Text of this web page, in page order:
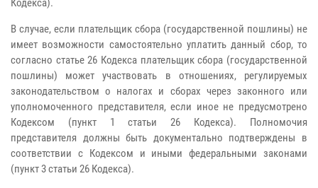
Кодекса).
В случае, если плательщик сбора (государственной пошлины) не
имеет возможности самостоятельно уплатить данный сбор, то
согласно статье 26 Кодекса плательщик сбора (государственной
пошлины) может участвовать в отношениях, регулируемых
законодательством о налогах и сборах через законного или
уполномоченного представителя, если иное не предусмотрено
Кодексом (пункт 1 статьи 26 Кодекса). Полномочия
представителя должны быть документально подтверждены в
соответствии с Кодексом и иными федеральными законами
(пункт 3 статьи 26 Кодекса).